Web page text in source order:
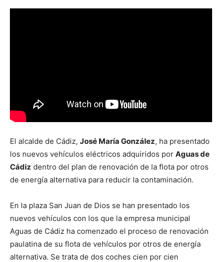
El alcalde de Cádiz, José María González, ha presentado
los nuevos vehículos eléctricos adquiridos por Aguas de
Cádiz dentro del plan de renovación de la flota por otros
de energía alternativa para reducir la contaminación.
En la plaza San Juan de Dios se han presentado los
nuevos vehículos con los que la empresa municipal
Aguas de Cádiz ha comenzado el proceso de renovación
paulatina de su flota de vehículos por otros de energía
alternativa. Se trata de dos coches cien por cien